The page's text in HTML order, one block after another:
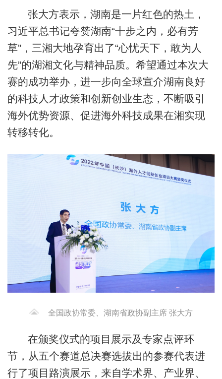
张大方表示，湖南是一片红色的热土，
习近平总书记夸赞湖南“十步之内，必有芳
草”，三湘大地孕育出了“心忧天下，敢为人
先”的湖湘文化与精神品质。希望通过本次大
赛的成功举办，进一步向全球宣介湖南良好
的科技人才政策和创新创业生态，不断吸引
海外优势资源、促进海外科技成果在湘实现
转移转化。
全国政协常委、湖南省政协副主席 张大方
在颁奖仪式的项目展示及专家点评环
节，从五个赛道总决赛选拔出的参赛代表进
行了项目路演展示，来自学术界、产业界、